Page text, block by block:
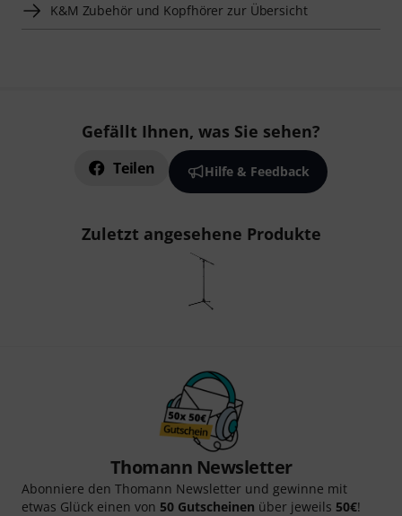
K&M Zubehör und Kopfhörer zur Übersicht
Gefällt Ihnen, was Sie sehen?
Teilen Hilfe & Feedback
Zuletzt angesehene Produkte
Thomann Newsletter
Abonniere den Thomann Newsletter und gewinne mit
etwas Glück einen von 50 Gutscheinen über jeweils 50€!